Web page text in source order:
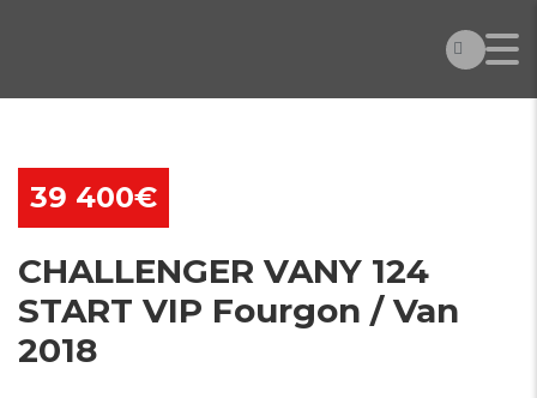
39 400€
CHALLENGER VANY 124
START VIP Fourgon / Van
2018